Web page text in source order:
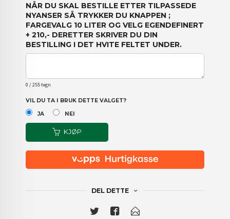
NÅR DU SKAL BESTILLE ETTER TILPASSEDE
NYANSER SÅ TRYKKER DU KNAPPEN ;
FARGEVALG 10 LITER OG VELG EGENDEFINERT
+ 210,- DERETTER SKRIVER DU DIN
BESTILLING I DET HVITE FELTET UNDER.
0 / 255 tegn
VIL DU TA I BRUK DETTE VALGET?
JA
NEI
KJØP
DEL DETTE